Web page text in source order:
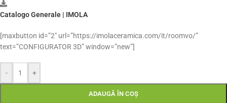
Catalogo Generale | IMOLA
[maxbutton id=”2″ url=”https://imolaceramica.com/it/roomvo/”
text=”CONFIGURATOR 3D” window=”new”]
- +
ADAUGĂ ÎN COȘ